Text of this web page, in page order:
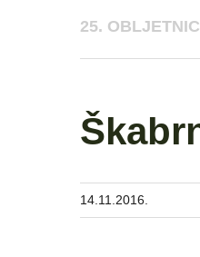
25.
14.11.2016.